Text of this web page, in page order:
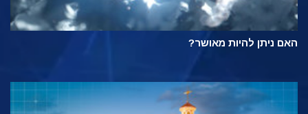
האם ניתן להיות מאושר?